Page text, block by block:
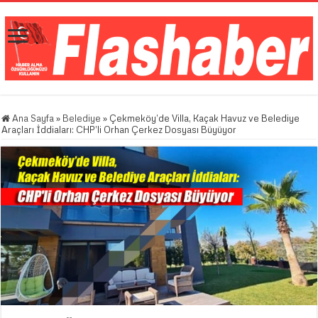
Ana Sayfa » Belediye » Çekmeköy’de Villa, Kaçak Havuz ve Belediye
Araçları İddiaları: CHP’li Orhan Çerkez Dosyası Büyüyor